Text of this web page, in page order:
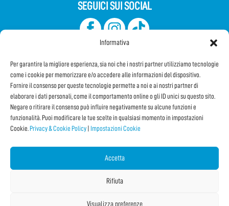
Informativa
Per garantire la migliore esperienza, sia noi che i nostri partner utilizziamo tecnologie
come i cookie per memorizzare e/o accedere alle informazioni del dispositivo.
Fornire il consenso per queste tecnologie permette a noi e ai nostri partner di
elaborare i dati personali, come il comportamento online o gli ID unici su questo sito.
Negare o ritirare il consenso può influire negativamente su alcune funzioni e
funzionalità. Puoi modificare le tue scelte in qualsiasi momento in impostazioni
Cookie. Privacy & Cookie Policy Impostazioni Cookie
Accetta
Rifiuta
Visualizza preferenze
SEGUICI SUI SOCIAL
Iscriviti alla Newsletter
CONDIVIDI QUESTA PAGINA!
Facebook